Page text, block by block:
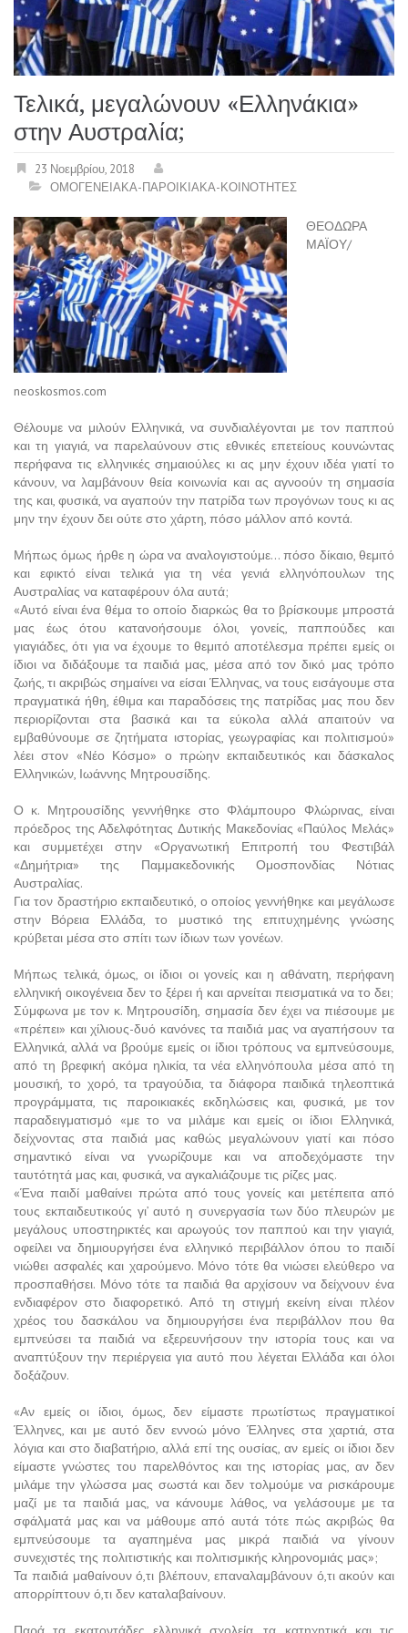
Τελικά, μεγαλώνουν «Ελληνάκια»
στην Αυστραλία;
23 Νοεμβρίου, 2018
ΟΜΟΓΕΝΕΙΑΚΑ-ΠΑΡΟΙΚΙΑΚΑ-ΚΟΙΝΟΤΗΤΕΣ
ΘΕΟΔΩΡΑ
ΜΑΪΟΥ/
neoskosmos.com
Θέλουμε να μιλούν Ελληνικά, να συνδιαλέγονται με τον παππού
και τη γιαγιά, να παρελαύνουν στις εθνικές επετείους κουνώντας
περήφανα τις ελληνικές σημαιούλες κι ας μην έχουν ιδέα γιατί το
κάνουν, να λαμβάνουν θεία κοινωνία και ας αγνοούν τη σημασία
της και, φυσικά, να αγαπούν την πατρίδα των προγόνων τους κι ας
μην την έχουν δει ούτε στο χάρτη, πόσο μάλλον από κοντά.
Μήπως όμως ήρθε η ώρα να αναλογιστούμε… πόσο δίκαιο, θεμιτό
και εφικτό είναι τελικά για τη νέα γενιά ελληνόπουλων της
Αυστραλίας να καταφέρουν όλα αυτά;
«Αυτό είναι ένα θέμα το οποίο διαρκώς θα το βρίσκουμε μπροστά
μας έως ότου κατανοήσουμε όλοι, γονείς, παππούδες και
γιαγιάδες, ότι για να έχουμε το θεμιτό αποτέλεσμα πρέπει εμείς οι
ίδιοι να διδάξουμε τα παιδιά μας, μέσα από τον δικό μας τρόπο
ζωής, τι ακριβώς σημαίνει να είσαι Έλληνας, να τους εισάγουμε στα
πραγματικά ήθη, έθιμα και παραδόσεις της πατρίδας μας που δεν
περιορίζονται στα βασικά και τα εύκολα αλλά απαιτούν να
εμβαθύνουμε σε ζητήματα ιστορίας, γεωγραφίας και πολιτισμού»
λέει στον «Νέο Κόσμο» ο πρώην εκπαιδευτικός και δάσκαλος
Ελληνικών, Ιωάννης Μητρουσίδης.
Ο κ. Μητρουσίδης γεννήθηκε στο Φλάμπουρο Φλώρινας, είναι
πρόεδρος της Αδελφότητας Δυτικής Μακεδονίας «Παύλος Μελάς»
και συμμετέχει στην «Οργανωτική Επιτροπή του Φεστιβάλ
«Δημήτρια» της Παμμακεδονικής Ομοσπονδίας Νότιας
Αυστραλίας.
Για τον δραστήριο εκπαιδευτικό, ο οποίος γεννήθηκε και μεγάλωσε
στην Βόρεια Ελλάδα, το μυστικό της επιτυχημένης γνώσης
κρύβεται μέσα στο σπίτι των ίδιων των γονέων.
Μήπως τελικά, όμως, οι ίδιοι οι γονείς και η αθάνατη, περήφανη
ελληνική οικογένεια δεν το ξέρει ή και αρνείται πεισματικά να το δει;
Σύμφωνα με τον κ. Μητρουσίδη, σημασία δεν έχει να πιέσουμε με
«πρέπει» και χίλιους-δυό κανόνες τα παιδιά μας να αγαπήσουν τα
Ελληνικά, αλλά να βρούμε εμείς οι ίδιοι τρόπους να εμπνεύσουμε,
από τη βρεφική ακόμα ηλικία, τα νέα ελληνόπουλα μέσα από τη
μουσική, το χορό, τα τραγούδια, τα διάφορα παιδικά τηλεοπτικά
προγράμματα, τις παροικιακές εκδηλώσεις και, φυσικά, με τον
παραδειγματισμό «με το να μιλάμε και εμείς οι ίδιοι Ελληνικά,
δείχνοντας στα παιδιά μας καθώς μεγαλώνουν γιατί και πόσο
σημαντικό είναι να γνωρίζουμε και να αποδεχόμαστε την
ταυτότητά μας και, φυσικά, να αγκαλιάζουμε τις ρίζες μας.
«Ένα παιδί μαθαίνει πρώτα από τους γονείς και μετέπειτα από
τους εκπαιδευτικούς γι’ αυτό η συνεργασία των δύο πλευρών με
μεγάλους υποστηρικτές και αρωγούς τον παππού και την γιαγιά,
οφείλει να δημιουργήσει ένα ελληνικό περιβάλλον όπου το παιδί
νιώθει ασφαλές και χαρούμενο. Μόνο τότε θα νιώσει ελεύθερο να
προσπαθήσει. Μόνο τότε τα παιδιά θα αρχίσουν να δείχνουν ένα
ενδιαφέρον στο διαφορετικό. Από τη στιγμή εκείνη είναι πλέον
χρέος του δασκάλου να δημιουργήσει ένα περιβάλλον που θα
εμπνεύσει τα παιδιά να εξερευνήσουν την ιστορία τους και να
αναπτύξουν την περιέργεια για αυτό που λέγεται Ελλάδα και όλοι
δοξάζουν.
«Αν εμείς οι ίδιοι, όμως, δεν είμαστε πρωτίστως πραγματικοί
Έλληνες, και με αυτό δεν εννοώ μόνο Έλληνες στα χαρτιά, στα
λόγια και στο διαβατήριο, αλλά επί της ουσίας, αν εμείς οι ίδιοι δεν
είμαστε γνώστες του παρελθόντος και της ιστορίας μας, αν δεν
μιλάμε την γλώσσα μας σωστά και δεν τολμούμε να ρισκάρουμε
μαζί με τα παιδιά μας, να κάνουμε λάθος, να γελάσουμε με τα
σφάλματά μας και να μάθουμε από αυτά τότε πώς ακριβώς θα
εμπνεύσουμε τα αγαπημένα μας μικρά παιδιά να γίνουν
συνεχιστές της πολιτιστικής και πολιτισμικής κληρονομιάς μας»;
Τα παιδιά μαθαίνουν ό,τι βλέπουν, επαναλαμβάνουν ό,τι ακούν και
απορρίπτουν ό,τι δεν καταλαβαίνουν.